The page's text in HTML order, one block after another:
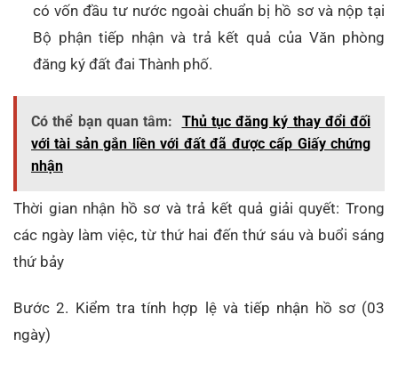
có vốn đầu tư nước ngoài chuẩn bị hồ sơ và nộp tại
Bộ phận tiếp nhận và trả kết quả của Văn phòng
đăng ký đất đai Thành phố.
Có thể bạn quan tâm:
Thủ tục đăng ký thay đổi đối
với tài sản gắn liền với đất đã được cấp Giấy chứng
nhận
Thời gian nhận hồ sơ và trả kết quả giải quyết: Trong
các ngày làm việc, từ thứ hai đến thứ sáu và buổi sáng
thứ bảy
Bước 2. Kiểm tra tính hợp lệ và tiếp nhận hồ sơ (03
ngày)